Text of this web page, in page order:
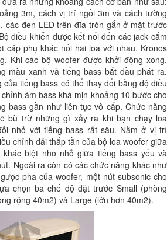
3m, cách vị trí ngồi 3m và cách tường
các đen LED trên đĩa tròn gắn ở mặt trước
điều khiển được kết nối đến các jack cắm
cáp phụ khác nối hai loa với nhau. Kronos
Khi các bộ woofer được khởi động xong,
màu xanh và tiếng bass bắt đầu phát ra.
tiếng bass có thể thay đổi bằng độ điều
âm bass khá mịn khoảng 10 bước cho
bass gần như liên tục vô cấp. Chức năng
bù trừ những gì xảy ra khi bạn chạy loa
nhỏ với tiếng bass rất sâu. Nằm ở vị trí
chỉnh dải thấp tần của bộ loa woofer giữa
biệt nho nhỏ giữa tiếng bass yếu và
Ngoài ra còn có các chức năng khác như
pha của woofer, một nút subsonic cho
chọn ba chế độ đặt trước Small (phòng
rộng 40m2) và Large (lớn hơn 40m2).